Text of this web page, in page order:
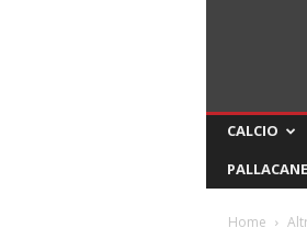
CALCIO
Home